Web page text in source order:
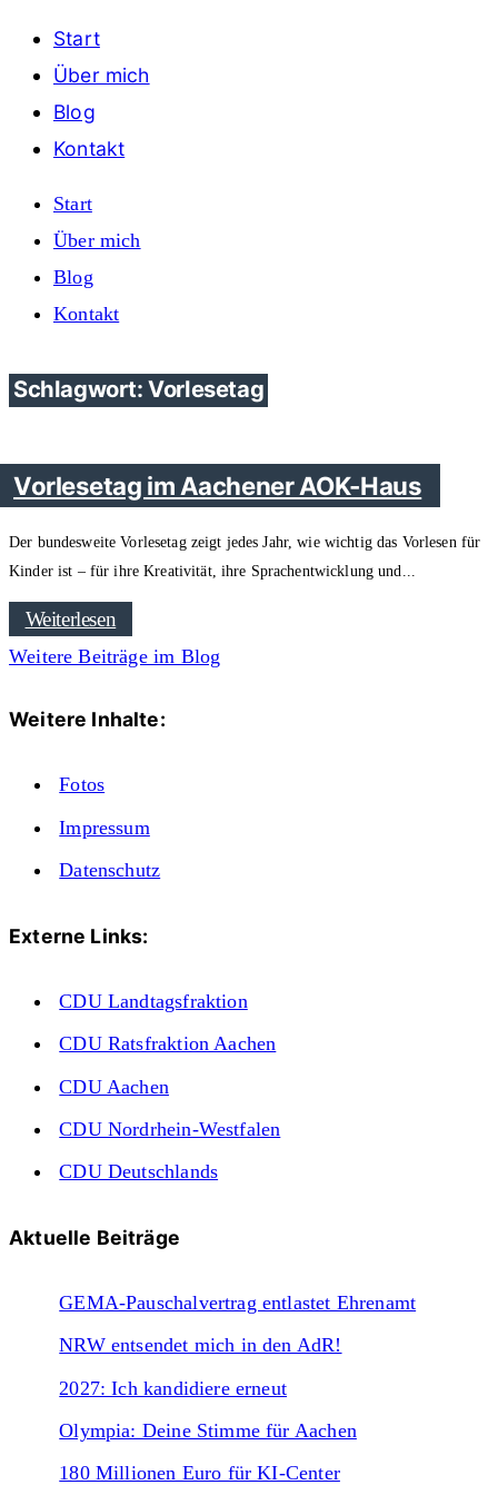
Start
Über mich
Blog
Kontakt
Start
Über mich
Blog
Kontakt
Schlagwort: Vorlesetag
Vorlesetag im Aachener AOK-Haus
Der bundesweite Vorlesetag zeigt jedes Jahr, wie wichtig das Vorlesen für
Kinder ist – für ihre Kreativität, ihre Sprachentwicklung und
Weiterlesen
Weitere Beiträge im Blog
Weitere Inhalte:
Fotos
Impressum
Datenschutz
Externe Links:
CDU Landtagsfraktion
CDU Ratsfraktion Aachen
CDU Aachen
CDU Nordrhein-Westfalen
CDU Deutschlands
Aktuelle Beiträge
GEMA-Pauschalvertrag entlastet Ehrenamt
NRW entsendet mich in den AdR!
2027: Ich kandidiere erneut
Olympia: Deine Stimme für Aachen
180 Millionen Euro für KI-Center